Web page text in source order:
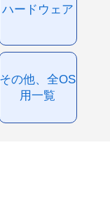
ハードウェア
その他、全OS
用一覧